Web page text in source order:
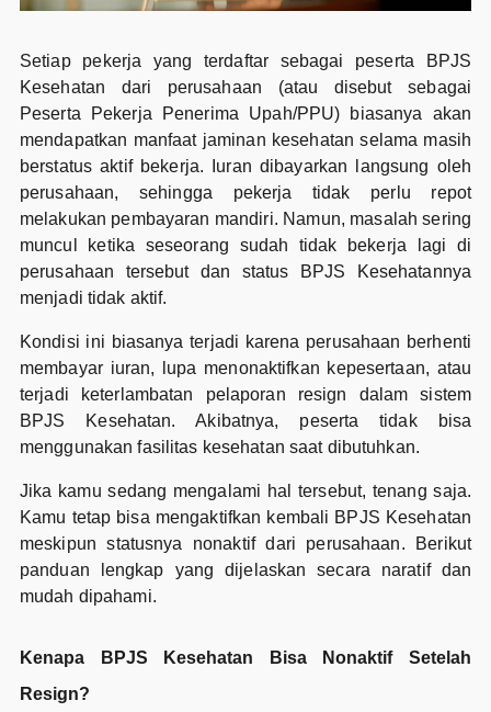
Setiap pekerja yang terdaftar sebagai peserta BPJS
Kesehatan dari perusahaan (atau disebut sebagai
Peserta Pekerja Penerima Upah/PPU) biasanya akan
mendapatkan manfaat jaminan kesehatan selama masih
berstatus aktif bekerja. Iuran dibayarkan langsung oleh
perusahaan, sehingga pekerja tidak perlu repot
melakukan pembayaran mandiri. Namun, masalah sering
muncul ketika seseorang sudah tidak bekerja lagi di
perusahaan tersebut dan status BPJS Kesehatannya
menjadi tidak aktif.
Kondisi ini biasanya terjadi karena perusahaan berhenti
membayar iuran, lupa menonaktifkan kepesertaan, atau
terjadi keterlambatan pelaporan resign dalam sistem
BPJS Kesehatan. Akibatnya, peserta tidak bisa
menggunakan fasilitas kesehatan saat dibutuhkan.
Jika kamu sedang mengalami hal tersebut, tenang saja.
Kamu tetap bisa mengaktifkan kembali BPJS Kesehatan
meskipun statusnya nonaktif dari perusahaan. Berikut
panduan lengkap yang dijelaskan secara naratif dan
mudah dipahami.
Kenapa BPJS Kesehatan Bisa Nonaktif Setelah
Resign?